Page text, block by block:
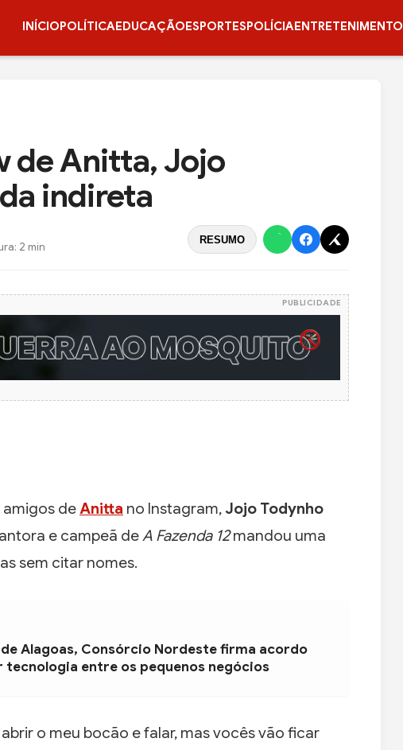
INÍCIOPOLÍTICAEDUCAÇÃOESPORTESPOLÍCIAENTRETENIMENTO
de Anitta, Jojo
indireta
2 min
RESUMO
PUBLICIDADE
amigos deAnitta no Instagram, Jojo Todynho
e campeã deA Fazenda 12mandou uma
sem citar nomes.
Alagoas, Consórcio Nordeste firma acordo
tecnologia entre os pequenos negócios
o meu bocão e falar, mas vocês vão ficar